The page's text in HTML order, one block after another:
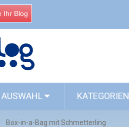
Ihr Blog
AUSWAHL KATEGORIEN
Box-in-a-Bag mit Schmetterling